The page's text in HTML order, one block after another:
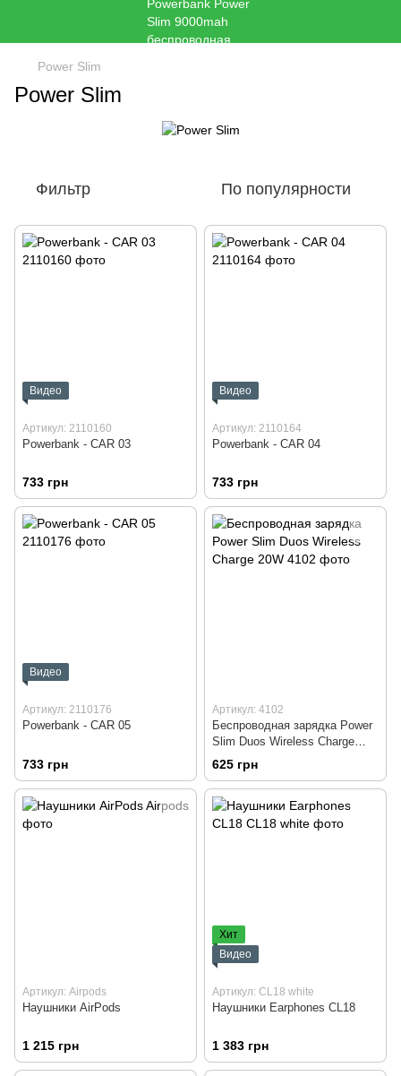
Power Slim
Power Slim
Фильтр По популярности
Видео
Артикул: 2110160
Powerbank - CAR 03
733 грн
Видео
Артикул: 2110164
Powerbank - CAR 04
733 грн
Видео
Артикул: 2110176
Powerbank - CAR 05
733 грн
Артикул: 4102
Беспроводная зарядка Power
Slim Duos Wireless Charge
20W
625 грн
Артикул: Airpods
Наушники AirPods
1 215 грн
Хит
Видео
Артикул: CL18 white
Наушники Earphones CL18
1 383 грн